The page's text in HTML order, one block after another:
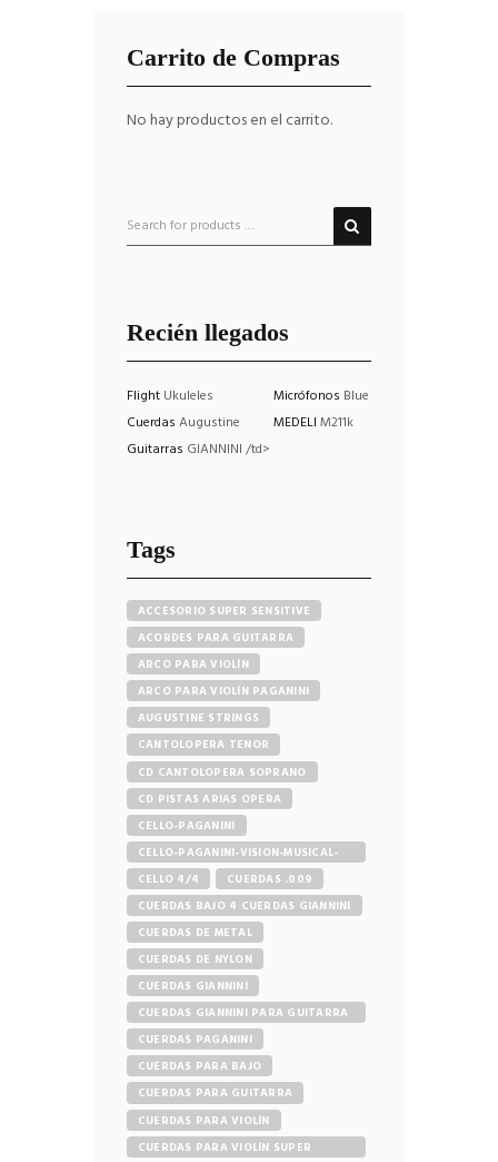
Carrito de Compras
No hay productos en el carrito.
Recién llegados
Flight Ukuleles Micrófonos Blue
Cuerdas Augustine MEDELI M211k
Guitarras GIANNINI /td>
Tags
ACCESORIO SUPER SENSITIVE
ACORDES PARA GUITARRA
ARCO PARA VIOLÍN
ARCO PARA VIOLÍN PAGANINI
AUGUSTINE STRINGS
CANTOLOPERA TENOR
CD CANTOLOPERA SOPRANO
CD PISTAS ARIAS OPERA
CELLO-PAGANINI
CELLO-PAGANINI-VISION-MUSICAL-
STORE
CELLO 4/4
CUERDAS .009
CUERDAS BAJO 4 CUERDAS GIANNINI
CUERDAS DE METAL
CUERDAS DE NYLON
CUERDAS GIANNINI
CUERDAS GIANNINI PARA GUITARRA
ELÉCTRICA
CUERDAS PAGANINI
CUERDAS PARA BAJO
CUERDAS PARA GUITARRA
CUERDAS PARA VIOLÍN
CUERDAS PARA VIOLÍN SUPER